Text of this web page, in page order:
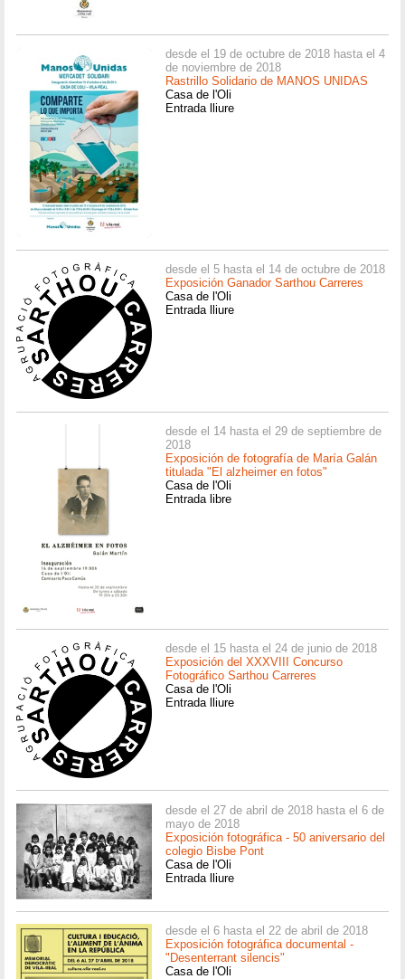
desde el 19 de octubre de 2018 hasta el 4
de noviembre de 2018
Rastrillo Solidario de MANOS UNIDAS
Casa de l'Oli
Entrada lliure
desde el 5 hasta el 14 de octubre de 2018
Exposición Ganador Sarthou Carreres
Casa de l'Oli
Entrada lliure
desde el 14 hasta el 29 de septiembre de
2018
Exposición de fotografía de María Galán
titulada "El alzheimer en fotos"
Casa de l'Oli
Entrada libre
desde el 15 hasta el 24 de junio de 2018
Exposición del XXXVIII Concurso
Fotográfico Sarthou Carreres
Casa de l'Oli
Entrada lliure
desde el 27 de abril de 2018 hasta el 6 de
mayo de 2018
Exposición fotográfica - 50 aniversario del
colegio Bisbe Pont
Casa de l'Oli
Entrada lliure
desde el 6 hasta el 22 de abril de 2018
Exposición fotográfica documental -
"Desenterrant silencis"
Casa de l'Oli